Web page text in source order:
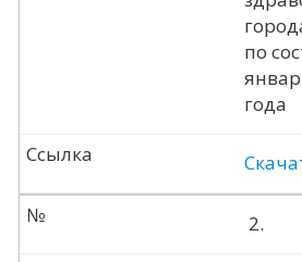
по
года
Ссылка
2.
№